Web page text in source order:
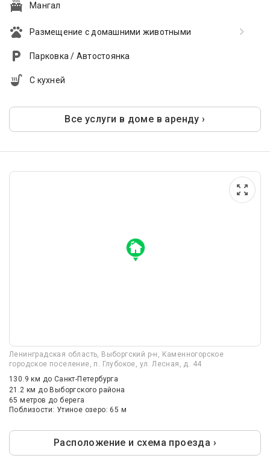
Мангал
Размещение с домашними животными
Парковка / Автостоянка
С кухней
Все услуги в доме в аренду ›
Ленинградская область, Выборгский р-н, Каменногорское
городское поселение, п. Глубокое, ул. Лесная, д. 44
130.9 км до Санкт-Петербурга
21.2 кмдо Выборгского района
65 метров до берега
Поблизости: Утиное озеро: 65 м
Расположение и схема проезда ›